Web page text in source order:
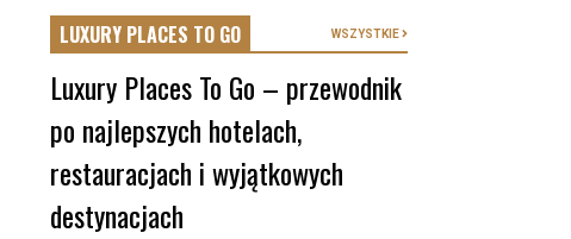
LUXURY PLACES TO GO WSZYSTKIE
Luxury Places To Go – przewodnik
po najlepszych hotelach,
restauracjach i wyjątkowych
destynacjach